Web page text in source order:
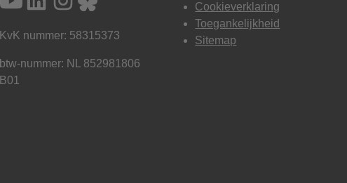
KvK nummer: 58315373
btw-nummer: NL 852981806
B01
Cookieverklaring
Toegankelijkheid
Sitemap